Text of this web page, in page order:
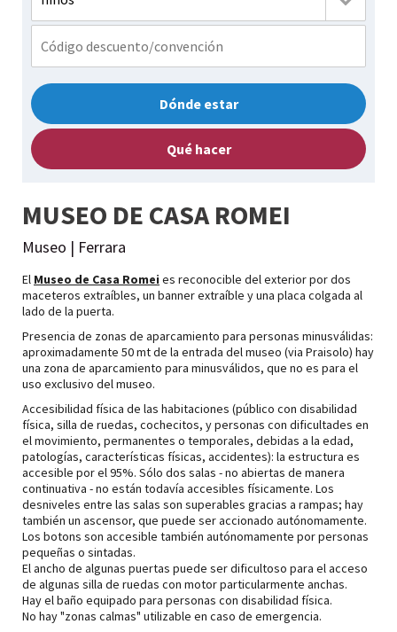
Dónde estar
Qué hacer
MUSEO DE CASA ROMEI
Museo | Ferrara
El Museo de Casa Romei es reconocible del exterior por dos
maceteros extraíbles, un banner extraíble y una placa colgada al
lado de la puerta.
Presencia de zonas de aparcamiento para personas minusválidas:
aproximadamente 50 mt de la entrada del museo (via Praisolo) hay
una zona de aparcamiento para minusválidos, que no es para el
uso exclusivo del museo.
Accesibilidad física de las habitaciones (público con disabilidad
física, silla de ruedas, cochecitos, y personas con dificultades en
el movimiento, permanentes o temporales, debidas a la edad,
patologías, características físicas, accidentes): la estructura es
accesible por el 95%. Sólo dos salas - no abiertas de manera
continuativa - no están todavía accesibles físicamente. Los
desniveles entre las salas son superables gracias a rampas; hay
también un ascensor, que puede ser accionado autónomamente.
Los botons son accesible también autónomamente por personas
pequeñas o sintadas.
El ancho de algunas puertas puede ser dificultoso para el acceso
de algunas silla de ruedas con motor particularmente anchas.
Hay el baño equipado para personas con disabilidad física.
No hay "zonas calmas" utilizable en caso de emergencia.